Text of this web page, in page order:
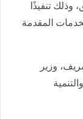
وذلك تنفيذًا
المقدمة
وزير